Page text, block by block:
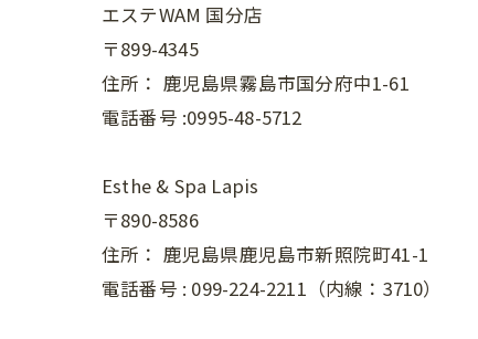
エステWAM 国分店
〒899-4345
住所： 鹿児島県霧島市国分府中1-61
電話番号 :0995-48-5712
Esthe & Spa Lapis
〒890-8586
住所： 鹿児島県鹿児島市新照院町41-1
電話番号 : 099-224-2211（内線：3710）